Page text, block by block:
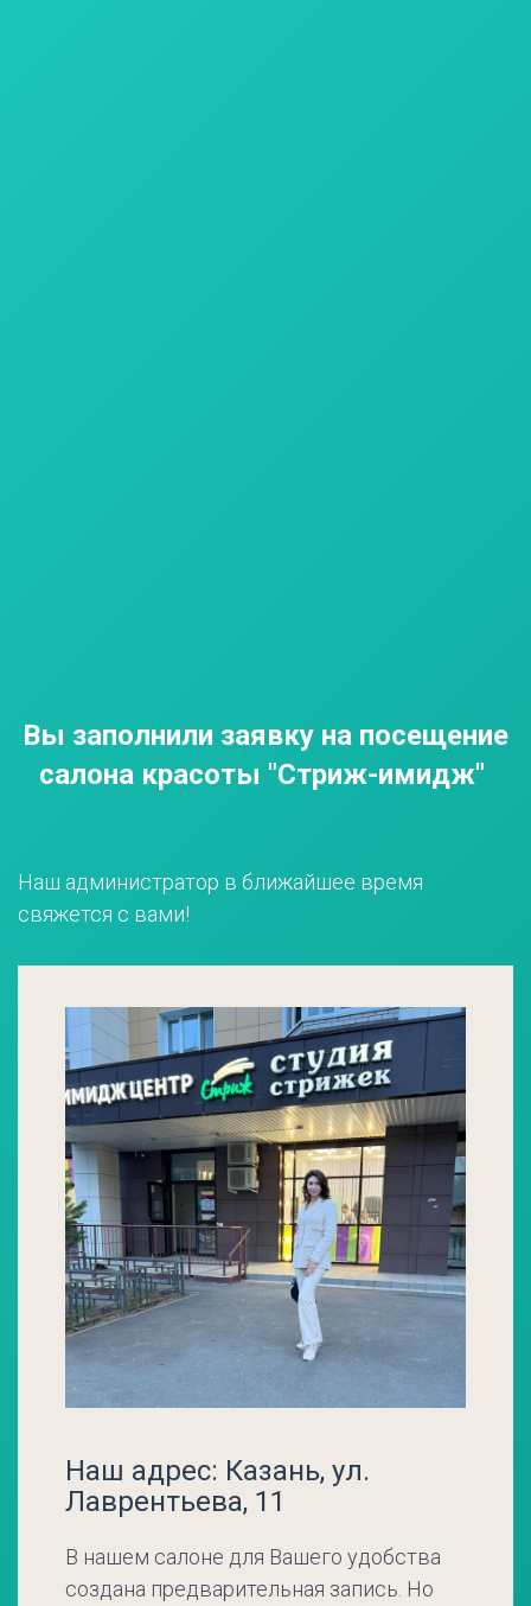
Вы заполнили заявку на посещение
салона красоты "Стриж-имидж"
Наш администратор в ближайшее время
свяжется с вами!
Наш адрес: Казань, ул.
Лаврентьева, 11
В нашем салоне для Вашего удобства
создана предварительная запись. Но